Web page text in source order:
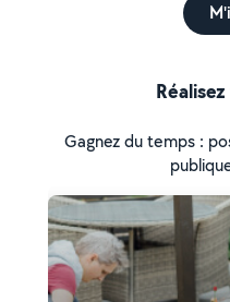
Gagnez du temps :